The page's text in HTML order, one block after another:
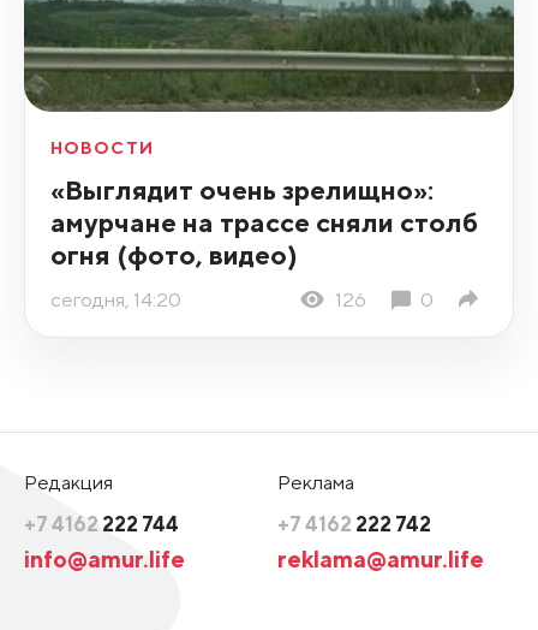
НОВОСТИ
«Выглядит очень зрелищно»:
амурчане на трассе сняли столб
огня (фото, видео)
сегодня, 14:20 126 0
Редакция
+7 4162 222 744
info@amur.life
Реклама
+7 4162 222 742
reklama@amur.life